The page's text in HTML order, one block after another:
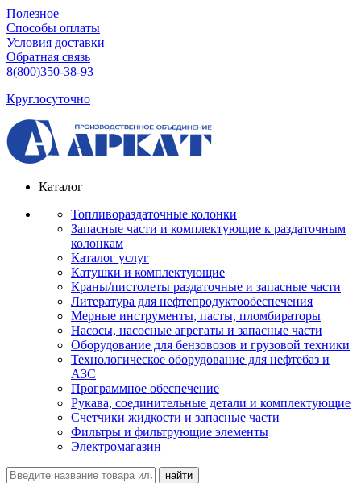
Полезное
Способы оплаты
Условия доставки
Обратная связь
8(800)350-38-93
Круглосуточно
Каталог
Топливораздаточные колонки
Запасные части и комплектующие к раздаточным
колонкам
Каталог услуг
Катушки и комплектующие
Краны/пистолеты раздаточные и запасные части
Литература для нефтепродуктообеспечения
Мерные инструменты, пасты, пломбираторы
Насосы, насосные агрегаты и запасные части
Оборудование для бензовозов и грузовой техники
Технологическое оборудование для нефтебаз и
АЗС
Программное обеспечение
Рукава, соединительные детали и комплектующие
Счетчики жидкости и запасные части
Фильтры и фильтрующие элементы
Электромагазин